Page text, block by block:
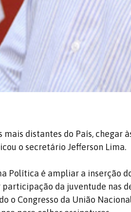
distantes do País, chegar
o secretário Jefferson Lima.
Política é ampliar a inserção
da juventude nas
o Congresso da União